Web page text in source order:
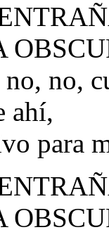
no,
ahí,
para